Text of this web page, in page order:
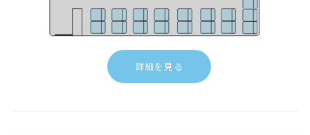
詳細を見る